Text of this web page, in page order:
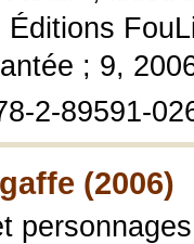
Éditions
; 9,
2-89591-
(2006)